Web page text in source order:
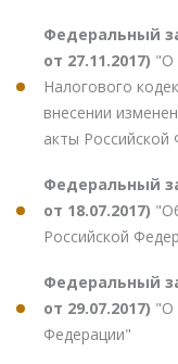
Федеральный
от 27.11.2017) "О
Налогового
внесении
акты Российской
Федеральный
от 18.07.2017)
Российской
Федеральный
от 29.07.2017) "О
Федерации"